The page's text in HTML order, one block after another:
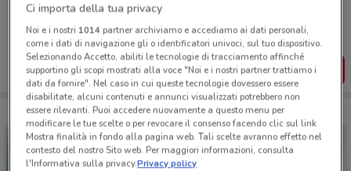
Puoi trovare le migliori offerte dei negozi vicino a te,
salvarle e creare la tua lista del risparmio, comodamente
dal tuo cellulare.
SCARICA L’APP
Ci importa della tua privacy
Noi e i nostri 1014partner archiviamo e accediamo ai dati personali,
come i dati di navigazione gli o identificatori univoci, sul tuo dispositivo.
Selezionando Accetto, abiliti le tecnologie di tracciamento affinché
supportino gli scopi mostrati alla voce "Noi e i nostri partner trattiamo i
dati da fornire". Nel caso in cui queste tecnologie dovessero essere
disabilitate, alcuni contenuti e annunci visualizzati potrebbero non
essere rilevanti. Puoi accedere nuovamente a questo menu per
modificare le tue scelte o per revocare il consenso facendo clic sul link
Mostra finalità in fondo alla pagina web. Tali scelte avranno effetto nel
contesto del nostro Sito web. Per maggiori informazioni, consulta
l'Informativa sulla privacy.Privacy policy